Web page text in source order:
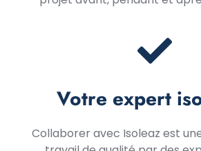
Votre expert
Collaborer avec Isoleaz est